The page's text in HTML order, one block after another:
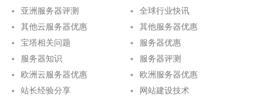
亚洲服务器评测
全球行业快讯
其他云服务器优惠
其他服务器优惠
宝塔相关问题
服务器优惠
服务器知识
服务器评测
欧洲云服务器优惠
欧洲服务器优惠
站长经验分享
网站建设技术